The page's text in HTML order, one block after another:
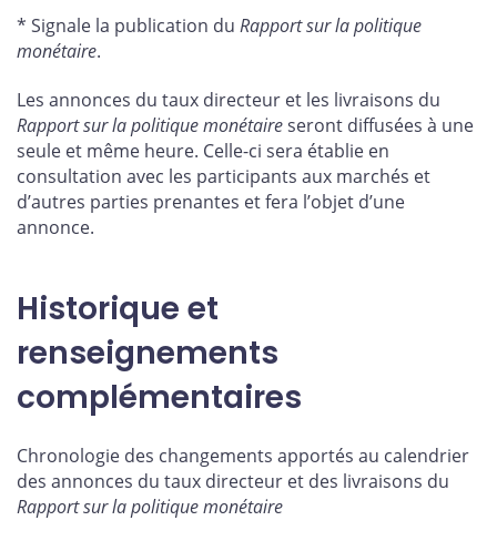
* Signale la publication du Rapport sur la politique
monétaire.
Les annonces du taux directeur et les livraisons du
Rapport sur la politique monétaireseront diffusées à une
seule et même heure. Celle-ci sera établie en
consultation avec les participants aux marchés et
d’autres parties prenantes et fera l’objet d’une
annonce.
Historique et
renseignements
complémentaires
Chronologie des changements apportés au calendrier
des annonces du taux directeur et des livraisons du
Rapport sur la politique monétaire